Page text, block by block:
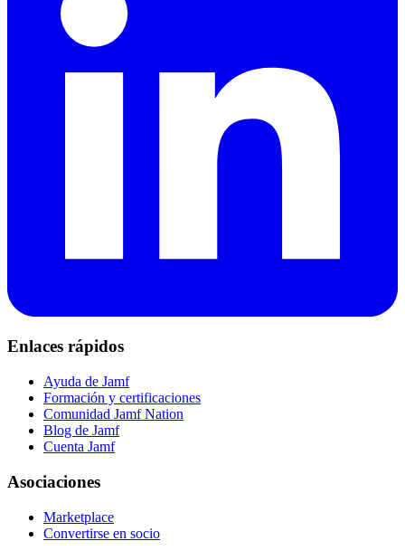
Enlaces rápidos
Ayuda de Jamf
Formación y certificaciones
Comunidad Jamf Nation
Blog de Jamf
Cuenta Jamf
Asociaciones
Marketplace
Convertirse en socio